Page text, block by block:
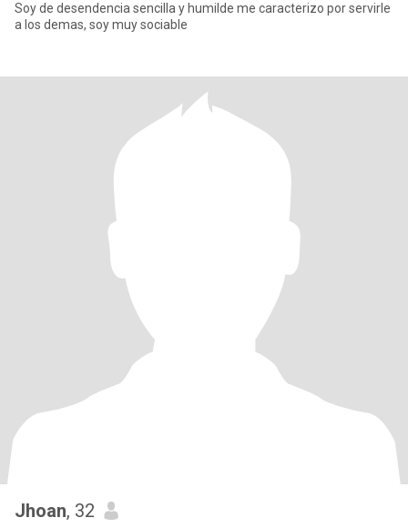
Soy de desendencia sencilla y humilde me caracterizo por servirle
a los demas, soy muy sociable
Jhoan, 32